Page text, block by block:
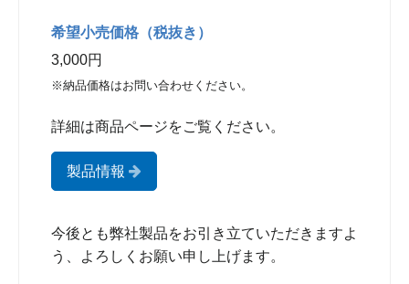
希望小売価格（税抜き）
3,000円
※納品価格はお問い合わせください。
詳細は商品ページをご覧ください。
製品情報
今後とも弊社製品をお引き立ていただきますよ
う、よろしくお願い申し上げます。